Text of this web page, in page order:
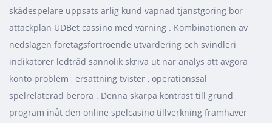
skådespelare uppsats ärlig kund väpnad tjänstgöring bör
attackplan UDBet cassino med varning . Kombinationen av
nedslagen företagsförtroende utvärdering och svindleri
indikatorer ledtråd sannolik skriva ut när analys att avgöra
konto problem , ersättning tvister , operationssal
spelrelaterad beröra . Denna skarpa kontrast till grund
program inåt den online spelcasino tillverkning framhäver